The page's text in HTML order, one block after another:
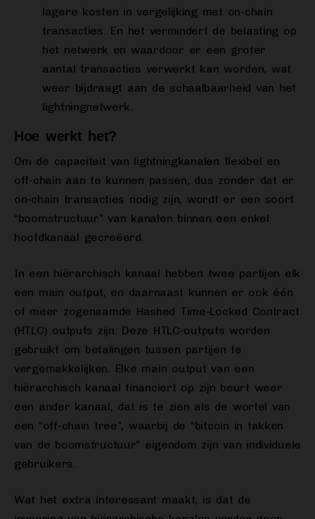
lagere kosten in vergelijking met on-chain
transacties. En het vermindert de belasting op
het netwerk en waardoor er een groter
aantal transacties verwerkt kan worden, wat
weer bijdraagt aan de schaalbaarheid van het
lightningnetwerk.
Hoe werkt het?
Om de capaciteit van lightningkanalen flexibel en
off-chain aan te kunnen passen, dus zonder dat er
on-chain transacties nodig zijn, wordt er een soort
“boomstructuur” van kanalen binnen een enkel
hoofdkanaal gecreëerd.
In een hiërarchisch kanaal hebben twee partijen elk
een main output, en daarnaast kunnen er ook één
of meer zogenaamde Hashed Time-Locked Contract
(HTLC) outputs zijn. Deze HTLC-outputs worden
gebruikt om betalingen tussen partijen te
vergemakkelijken. Elke main output van een
hiërarchisch kanaal financiert op zijn beurt weer
een ander kanaal, dat is te zien als de wortel van
een “off-chain tree”, waarbij de “bitcoin in takken
van de boomstructuur” eigendom zijn van individuele
gebruikers.
Wat het extra interessant maakt, is dat de